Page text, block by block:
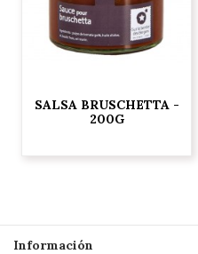
SALSA BRUSCHETTA -
200G
Información